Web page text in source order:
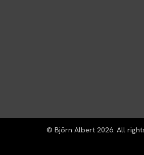
© Björn Albert 2026. All